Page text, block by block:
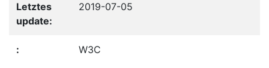
2019-07-05
W3C